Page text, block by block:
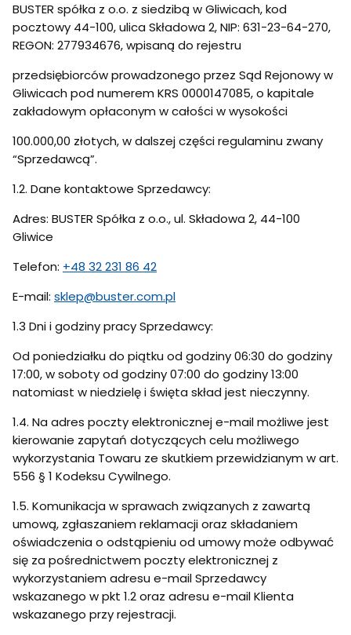
BUSTER spółka z o.o. z siedzibą w Gliwicach, kod
pocztowy 44-100, ulica Składowa 2, NIP: 631-23-64-270,
REGON: 277934676, wpisaną do rejestru
przedsiębiorców prowadzonego przez Sąd Rejonowy w
Gliwicach pod numerem KRS 0000147085, o kapitale
zakładowym opłaconym w całości w wysokości
100.000,00 złotych, w dalszej części regulaminu zwany
“Sprzedawcą”.
1.2. Dane kontaktowe Sprzedawcy:
Adres: BUSTER Spółka z o.o., ul. Składowa 2, 44-100
Gliwice
Telefon: +48 32 231 86 42
E-mail: sklep@buster.com.pl
1.3 Dni i godziny pracy Sprzedawcy:
Od poniedziałku do piątku od godziny 06:30 do godziny
17:00, w soboty od godziny 07:00 do godziny 13:00
natomiast w niedzielę i święta skład jest nieczynny.
1.4. Na adres poczty elektronicznej e-mail możliwe jest
kierowanie zapytań dotyczących celu możliwego
wykorzystania Towaru ze skutkiem przewidzianym w art.
556 § 1 Kodeksu Cywilnego.
1.5. Komunikacja w sprawach związanych z zawartą
umową, zgłaszaniem reklamacji oraz składaniem
oświadczenia o odstąpieniu od umowy może odbywać
się za pośrednictwem poczty elektronicznej z
wykorzystaniem adresu e-mail Sprzedawcy
wskazanego w pkt 1.2 oraz adresu e-mail Klienta
wskazanego przy rejestracji.